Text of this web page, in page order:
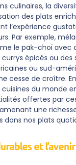
culinaires, la
des plats
l’expérience
Par exemple,
le pak-choï avec
épicés ou des
ou sud-
cesse de croître.
cuisines du monde
offertes par
une
dans nos plats
et